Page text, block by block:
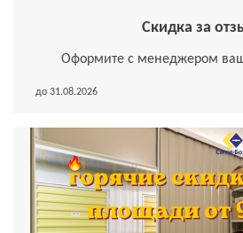
Скидка за
Оформите с менеджером
до 31.08.2026